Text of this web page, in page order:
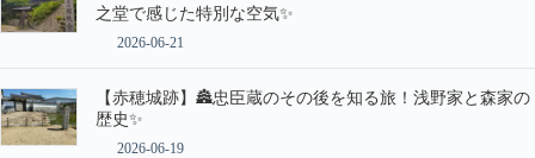
之堂で感じた特別な空気✨
2026-06-21
【赤穂城跡】🏯忠臣蔵のその後を知る旅！浅野家と森家の
歴史✨
2026-06-19